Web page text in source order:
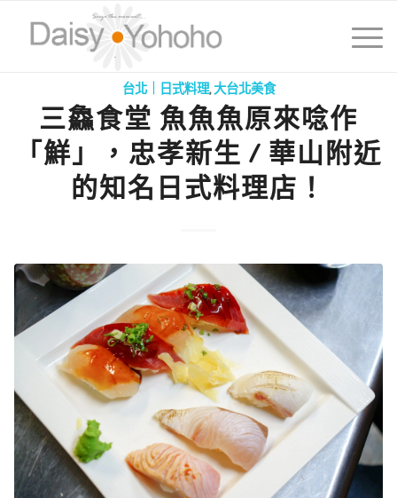
台北｜日式料理,大台北美食
三鱻食堂 魚魚魚原來唸作
「鮮」，忠孝新生 / 華山附近
的知名日式料理店！